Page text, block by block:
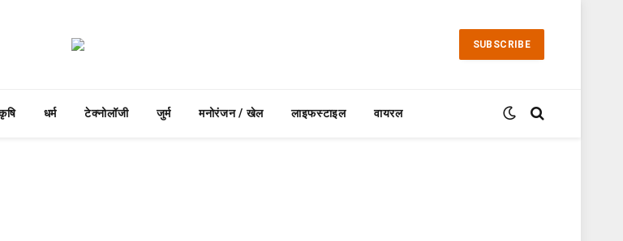
SUBSCRIBE
धर्म टेक्नोलॉजी जुर्म मनोरंजन / खेल लाइफस्टाइल वायरल